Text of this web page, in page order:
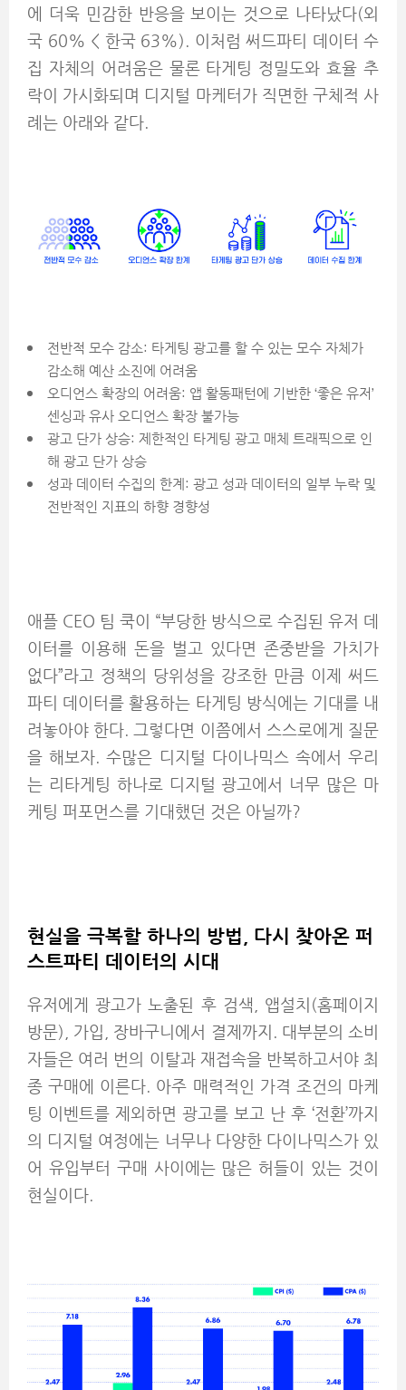
에 더욱 민감한 반응을 보이는 것으로 나타났다(외
국 60% < 한국 63%). 이처럼 써드파티 데이터 수
집 자체의 어려움은 물론 타게팅 정밀도와 효율 추
락이 가시화되며 디지털 마케터가 직면한 구체적 사
례는 아래와 같다.
전반적 모수 감소: 타게팅 광고를 할 수 있는 모수 자체가
감소해 예산 소진에 어려움
오디언스 확장의 어려움: 앱 활동패턴에 기반한 ‘좋은 유저’
센싱과 유사 오디언스 확장 불가능
광고 단가 상승: 제한적인 타게팅 광고 매체 트래픽으로 인
해 광고 단가 상승
성과 데이터 수집의 한계: 광고 성과 데이터의 일부 누락 및
전반적인 지표의 하향 경향성
애플 CEO 팀 쿡이 “부당한 방식으로 수집된 유저 데
이터를 이용해 돈을 벌고 있다면 존중받을 가치가
없다”라고 정책의 당위성을 강조한 만큼 이제 써드
파티 데이터를 활용하는 타게팅 방식에는 기대를 내
려놓아야 한다. 그렇다면 이쯤에서 스스로에게 질문
을 해보자. 수많은 디지털 다이나믹스 속에서 우리
는 리타게팅 하나로 디지털 광고에서 너무 많은 마
케팅 퍼포먼스를 기대했던 것은 아닐까?
현실을 극복할 하나의 방법, 다시 찾아온 퍼
스트파티 데이터의 시대
유저에게 광고가 노출된 후 검색, 앱설치(홈페이지
방문), 가입, 장바구니에서 결제까지. 대부분의 소비
자들은 여러 번의 이탈과 재접속을 반복하고서야 최
종 구매에 이른다. 아주 매력적인 가격 조건의 마케
팅 이벤트를 제외하면 광고를 보고 난 후 ‘전환’까지
의 디지털 여정에는 너무나 다양한 다이나믹스가 있
어 유입부터 구매 사이에는 많은 허들이 있는 것이
현실이다.